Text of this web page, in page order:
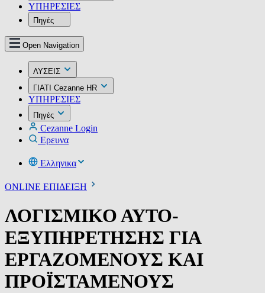
ΥΠΗΡΕΣIΕΣ
Πηγές
Open Navigation
ΛΥΣΕΙΣ
ΓΙΑΤΙ Cezanne HR
ΥΠΗΡΕΣIΕΣ
Πηγές
Cezanne Login
Ερευνα
Ελληνικα
ONLINE ΕΠΙΔΕΙΞΗ
ΛΟΓΙΣΜΙΚΟ ΑΥΤΟ-
ΕΞΥΠΗΡΕΤΗΣΗΣ ΓΙΑ
ΕΡΓΑΖΟΜΕΝΟΥΣ ΚΑΙ
ΠΡΟΪΣΤΑΜΕΝΟΥΣ